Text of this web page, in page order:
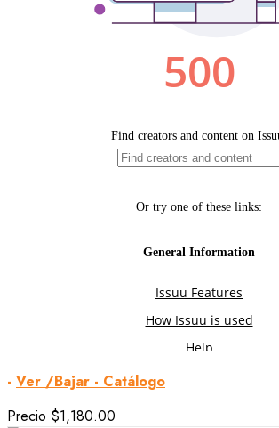
- Ver /Bajar - Catálogo
Precio $1,180.00